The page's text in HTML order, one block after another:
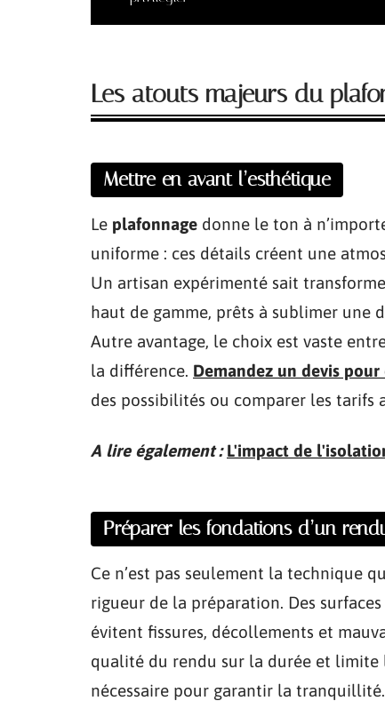
Les atouts majeurs du
Mettre en avant l’esthétique
Le plafonnage donne le ton à
uniforme : ces détails créent une
Un artisan expérimenté sait
haut de gamme, prêts à sublimer une
Autre avantage, le choix est vaste
la différence. Demandez un devis
des possibilités ou comparer les tarifs
A lire également : L'impact de
Préparer les fondations d’un
Ce n’est pas seulement la technique
rigueur de la préparation. Des
évitent fissures, décollements et
qualité du rendu sur la durée et
nécessaire pour garantir la tranquillité.